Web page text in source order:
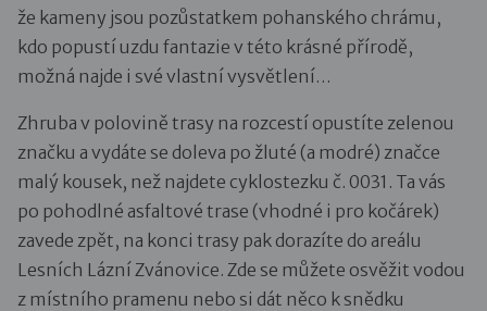
že kameny jsou pozůstatkem pohanského chrámu,
kdo popustí uzdu fantazie v této krásné přírodě,
možná najde i své vlastní vysvětlení…
Zhruba v polovině trasy na rozcestí opustíte zelenou
značku a vydáte se doleva po žluté (a modré) značce
malý kousek, než najdete cyklostezku č. 0031. Ta vás
po pohodlné asfaltové trase (vhodné i pro kočárek)
zavede zpět, na konci trasy pak dorazíte do areálu
Lesních Lázní Zvánovice. Zde se můžete osvěžit vodou
z místního pramenu nebo si dát něco k snědku